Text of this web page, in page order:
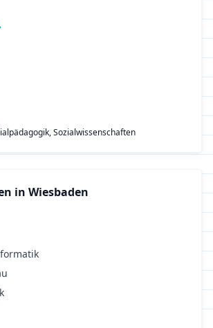
Sozialwissenschaften
in Wiesbaden